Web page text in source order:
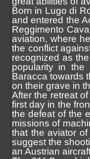
Born in Lugo di
and entered the
Reggimento
aviation, where
the conflict
recognized as
popularity in the
Baracca towards
on their grave in
After the retreat
first day in the
the defeat of the
missions of
that the aviator
suggest the
an Austrian